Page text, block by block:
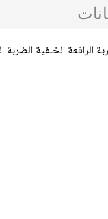
الرافعة الخلفية الضربة